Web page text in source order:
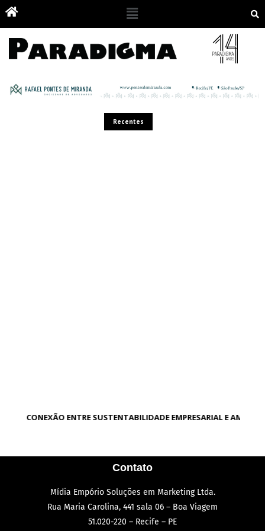
Recentes
A CONEXÃO ENTRE SUSTENTABILIDADE EMPRESARIAL E
Contato
Mídia Empório Soluções em Marketing Ltda.
Rua Maria Carolina, 441 sala 06 – Boa Viagem
51.020-220 – Recife – PE